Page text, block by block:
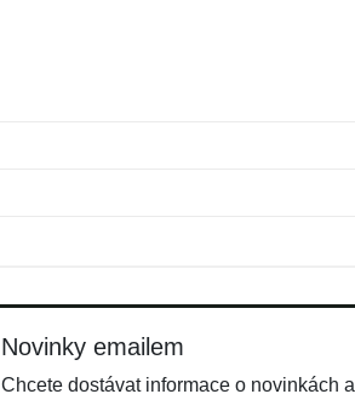
Novinky emailem
Chcete dostávat informace o novinkách a